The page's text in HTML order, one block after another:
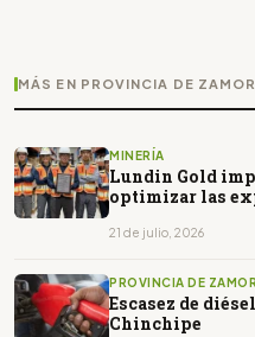
MÁS EN PROVINCIA DE
MINERÍA
Lundin Gold
optimizar las
21 de julio, 2026
PROVINCIA DE
Escasez de
Chinchipe